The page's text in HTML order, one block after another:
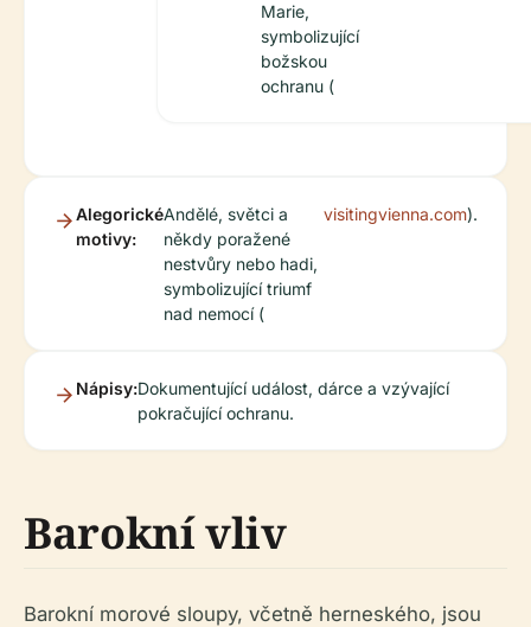
Marie,
symbolizující
božskou
ochranu (
Alegorické
motivy:
Andělé, světci a
někdy poražené
nestvůry nebo hadi,
symbolizující triumf
nad nemocí (
visitingvienna.com).
Nápisy:Dokumentující událost, dárce a vzývající
pokračující ochranu.
Barokní vliv
Barokní morové sloupy, včetně herneského, jsou